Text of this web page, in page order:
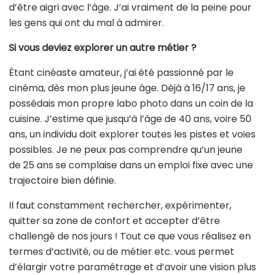
d’être aigri avec l’âge. J’ai vraiment de la peine pour
les gens qui ont du mal à admirer.
Si vous deviez explorer un autre métier ?
Étant cinéaste amateur, j’ai été passionné par le
cinéma, dès mon plus jeune âge. Déjà à 16/17 ans, je
possédais mon propre labo photo dans un coin de la
cuisine. J’estime que jusqu’à l’âge de 40 ans, voire 50
ans, un individu doit explorer toutes les pistes et voies
possibles. Je ne peux pas comprendre qu’un jeune
de 25 ans se complaise dans un emploi fixe avec une
trajectoire bien définie.
Il faut constamment rechercher, expérimenter,
quitter sa zone de confort et accepter d’être
challengé de nos jours ! Tout ce que vous réalisez en
termes d’activité, ou de métier etc. vous permet
d’élargir votre paramétrage et d’avoir une vision plus